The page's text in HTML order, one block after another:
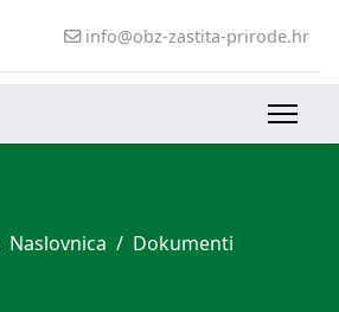
info@obz-zastita-prirode.hr
Naslovnica
Dokumenti